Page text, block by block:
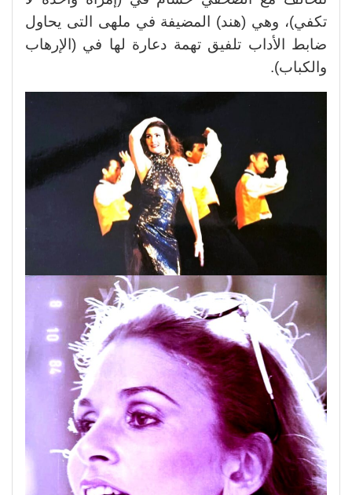
تكفي)، وهي (هند) المضيفة في ملهى التى يحاول
ضابط الأداب تلفيق تهمة دعارة لها في (الإرهاب
والكباب).